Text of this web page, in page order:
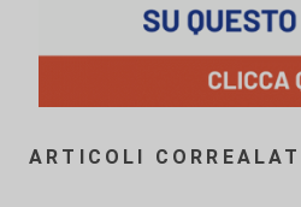
ARTICOLI CORREALATI